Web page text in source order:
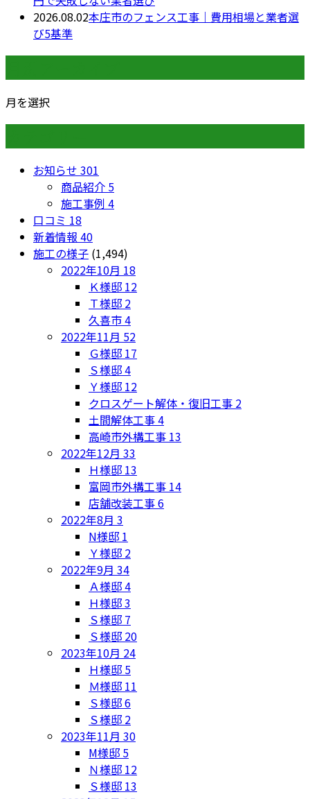
2026.08.02本庄市のフェンス工事｜費用相場と業者選
び5基準
月を選択
お知らせ 301
商品紹介 5
施工事例 4
口コミ 18
新着情報 40
施工の様子 (1,494)
2022年10月 18
Ｋ様邸 12
Ｔ様邸 2
久喜市4
2022年11月 52
Ｇ様邸 17
Ｓ様邸4
Ｙ様邸 12
クロスゲート解体・復旧工事 2
土間解体工事4
高崎市外構工事 13
2022年12月 33
Ｈ様邸 13
富岡市外構工事 14
店舗改装工事6
2022年8月 3
N様邸 1
Ｙ様邸 2
2022年9月 34
Ａ様邸4
Ｈ様邸3
Ｓ様邸 7
Ｓ様邸 20
2023年10月 24
Ｈ様邸 5
Ｍ様邸 11
Ｓ様邸6
Ｓ様邸 2
2023年11月 30
M様邸 5
Ｎ様邸 12
Ｓ様邸 13